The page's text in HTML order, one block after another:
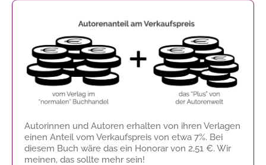
Autorinnen und Autoren erhalten von ihren Verlagen
einen Anteil vom Verkaufspreis von etwa 7%. Bei
diesem Buch wäre das ein Honorar von 2,51 €. Wir
meinen, das sollte mehr sein!